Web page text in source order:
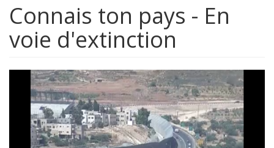
Connais ton pays - En
voie d'extinction